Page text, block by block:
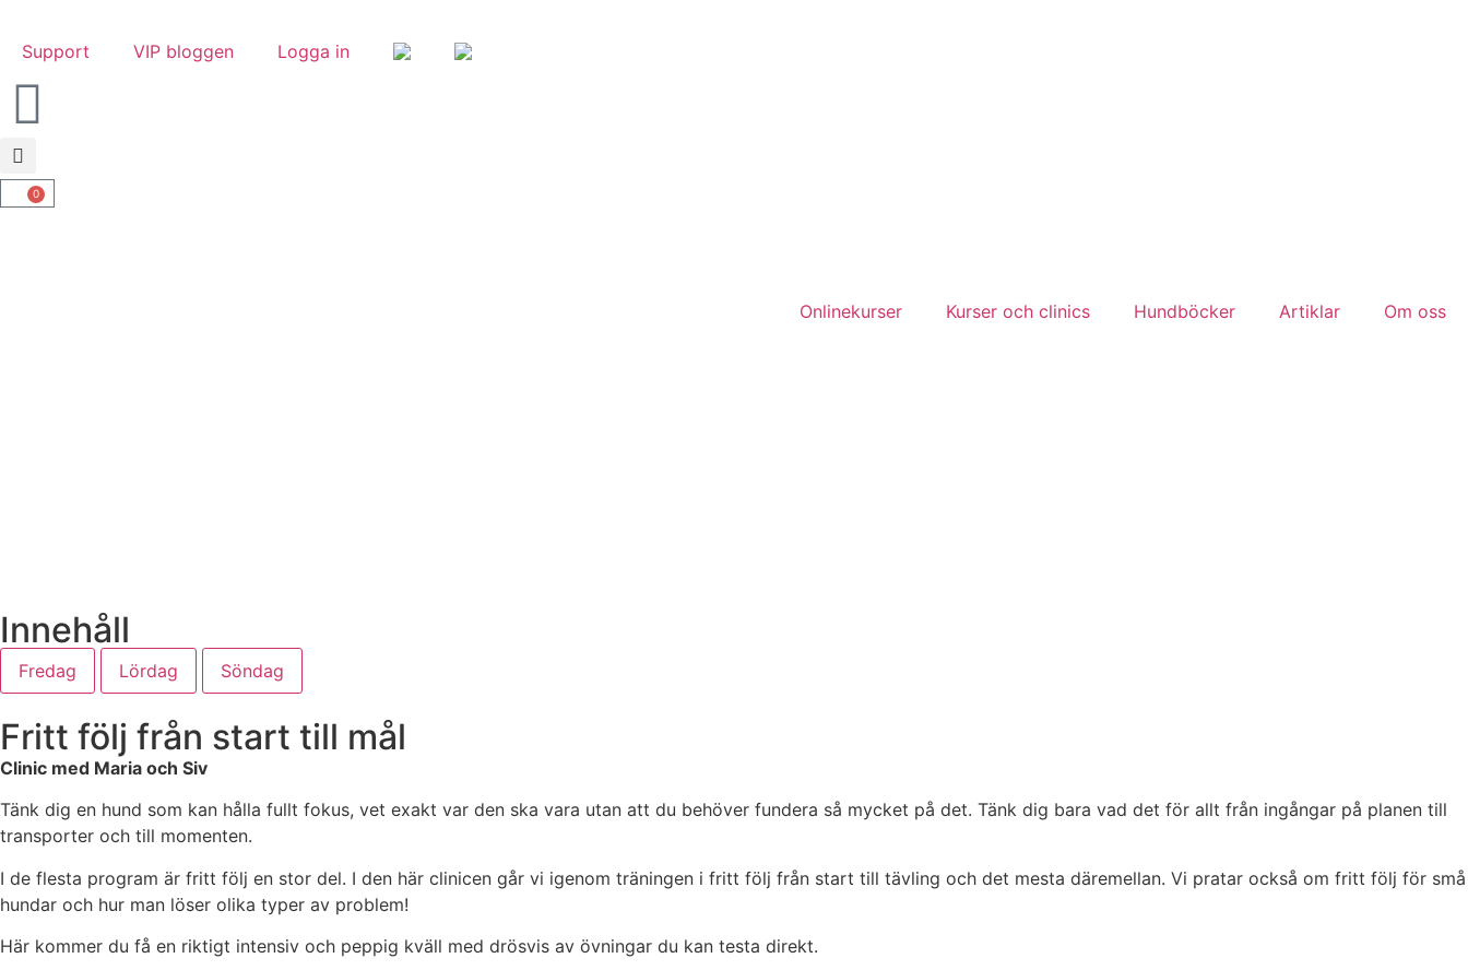
Support VIP bloggen Logga in
0
Onlinekurser Kurser och clinics Hundböcker Artiklar Om oss
Innehåll
Fredag Lördag Söndag
Fritt följ från start till mål
Clinic med Maria och Siv
Tänk dig en hund som kan hålla fullt fokus, vet exakt var den ska vara utan att du behöver fundera så mycket på det. Tänk dig bara vad det för allt från ingångar på planen till
transporter och till momenten.
I de flesta program är fritt följ en stor del. I den här clinicen går vi igenom träningen i fritt följ från start till tävling och det mesta däremellan. Vi pratar också om fritt följ för små
hundar och hur man löser olika typer av problem!
Här kommer du få en riktigt intensiv och peppig kväll med drösvis av övningar du kan testa direkt.